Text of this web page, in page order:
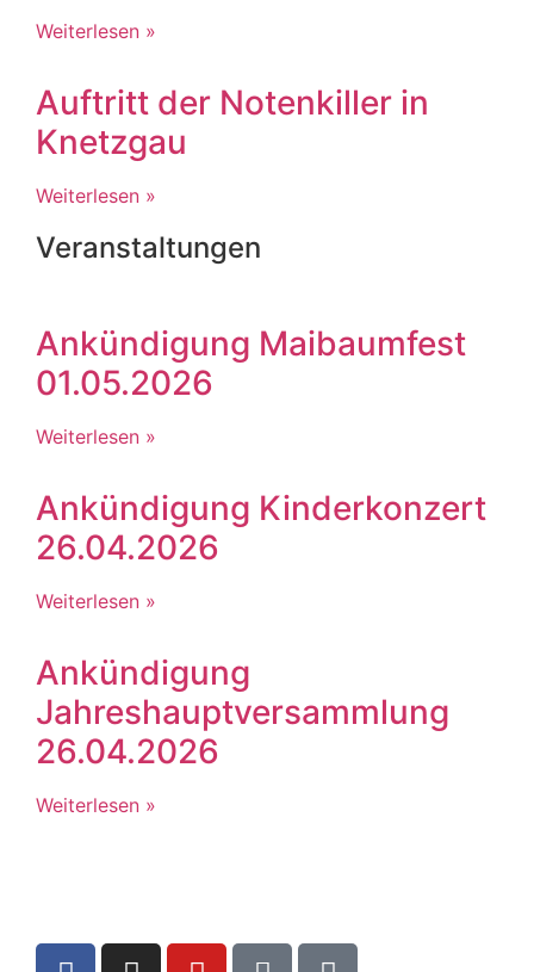
Weiterlesen »
Auftritt der Notenkiller in
Knetzgau
Weiterlesen »
Veranstaltungen
Ankündigung Maibaumfest
01.05.2026
Weiterlesen »
Ankündigung Kinderkonzert
26.04.2026
Weiterlesen »
Ankündigung
Jahreshauptversammlung
26.04.2026
Weiterlesen »